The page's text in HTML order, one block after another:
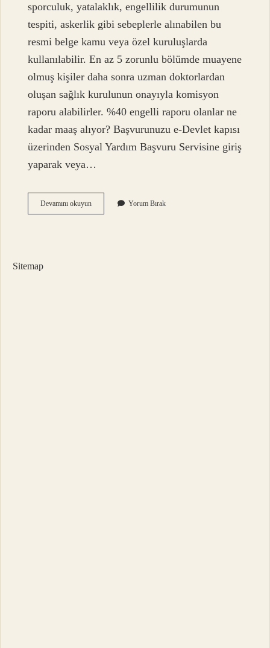
sporculuk, yatalaklık, engellilik durumunun
tespiti, askerlik gibi sebeplerle alınabilen bu
resmi belge kamu veya özel kuruluşlarda
kullanılabilir. En az 5 zorunlu bölümde muayene
olmuş kişiler daha sonra uzman doktorlardan
oluşan sağlık kurulunun onayıyla komisyon
raporu alabilirler. %40 engelli raporu olanlar ne
kadar maaş alıyor? Başvurunuzu e-Devlet kapısı
üzerinden Sosyal Yardım Başvuru Servisine giriş
yaparak veya…
Devamını okuyunYüzde
40
Yorum Bırak
Sitemap